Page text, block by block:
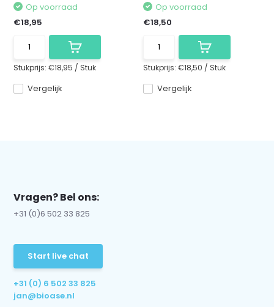
Vergelijk
Op voorraad
€18,95
Stukprijs:€18,95 / Stuk
Vergelijk
Op voorraad
€18,50
Stukprijs: €18,50 / Stuk
Vragen? Bel ons:
+31 (0)6 502 33 825
Start live chat
+31 (0) 6 502 33 825
jan@bioase.nl